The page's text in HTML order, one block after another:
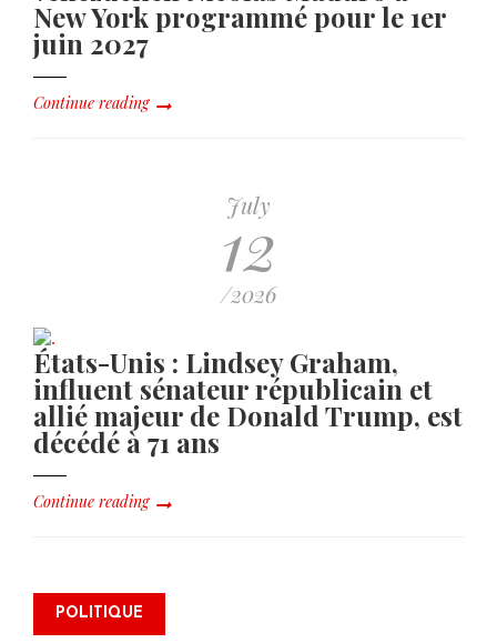
New York programmé pour le 1er
juin 2027
Continue reading
July
12
/2026
États-Unis : Lindsey Graham,
influent sénateur républicain et
allié majeur de Donald Trump, est
décédé à 71 ans
Continue reading
POLITIQUE
Alix Didier Fils-Aimé s’inscrit
comme électeur et réaffirme la